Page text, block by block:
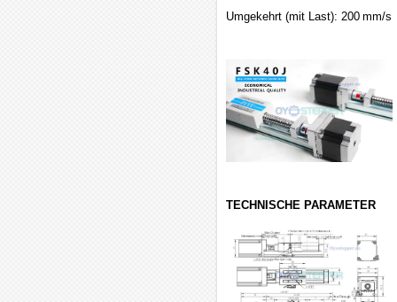
Umgekehrt (mit Last): 200 mm/s
TECHNISCHE PARAMETER